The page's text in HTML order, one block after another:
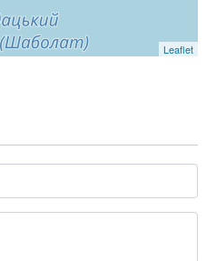
Leaflet